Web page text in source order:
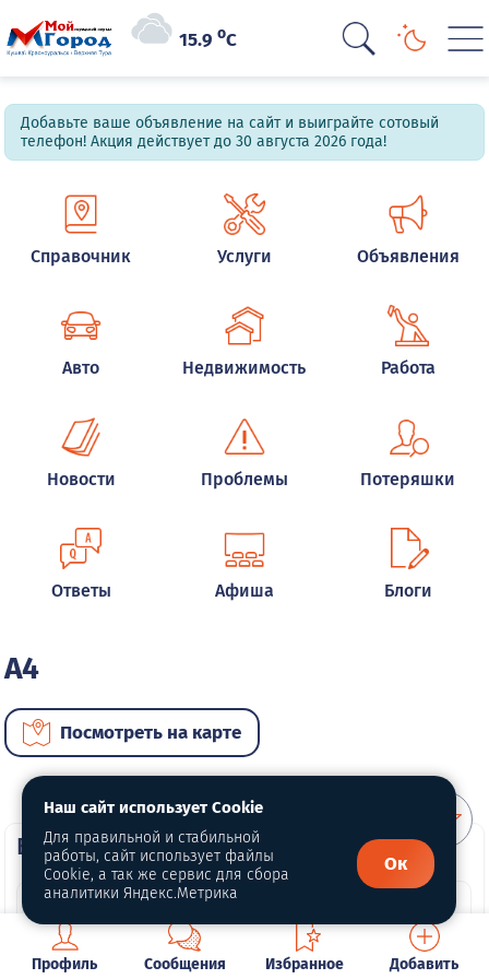
15.9oC
Добавьте ваше объявление на сайт и выиграйте сотовый
телефон! Акция действует до 30 августа 2026 года!
Справочник Услуги Объявления
Авто Недвижимость Работа
Новости Проблемы Потеряшки
Ответы Афиша Блоги
A4
Посмотреть на карте
ВИП автомобили
Профиль Сообщения Избранное Добавить
Наш сайт использует Cookie
Для правильной и стабильной
работы, сайт использует файлы
Cookie, а так же сервис для сбора
аналитики Яндекс.Метрика
Ок